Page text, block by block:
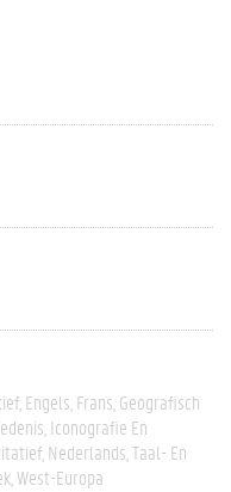
Engels Frans Geografisch
Iconografie En
Nederlands Taal- En
West-Europa